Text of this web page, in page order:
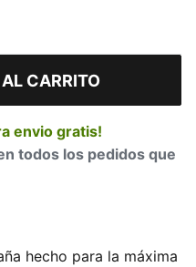
CARRITO
envio gratis!
todos los pedidos que
hecho para la máxima